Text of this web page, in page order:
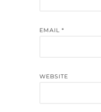
EMAIL *
WEBSITE